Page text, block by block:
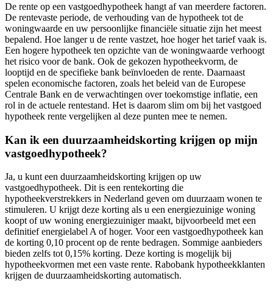
De rente op een vastgoedhypotheek hangt af van meerdere factoren.
De rentevaste periode, de verhouding van de hypotheek tot de
woningwaarde en uw persoonlijke financiële situatie zijn het meest
bepalend. Hoe langer u de rente vastzet, hoe hoger het tarief vaak is.
Een hogere hypotheek ten opzichte van de woningwaarde verhoogt
het risico voor de bank. Ook de gekozen hypotheekvorm, de
looptijd en de specifieke bank beïnvloeden de rente. Daarnaast
spelen economische factoren, zoals het beleid van de Europese
Centrale Bank en de verwachtingen over toekomstige inflatie, een
rol in de actuele rentestand. Het is daarom slim om bij het vastgoed
hypotheek rente vergelijken al deze punten mee te nemen.
Kan ik een duurzaamheidskorting krijgen op mijn
vastgoedhypotheek?
Ja, u kunt een duurzaamheidskorting krijgen op uw
vastgoedhypotheek. Dit is een rentekorting die
hypotheekverstrekkers in Nederland geven om duurzaam wonen te
stimuleren. U krijgt deze korting als u een energiezuinige woning
koopt of uw woning energiezuiniger maakt, bijvoorbeeld met een
definitief energielabel A of hoger. Voor een vastgoedhypotheek kan
de korting 0,10 procent op de rente bedragen. Sommige aanbieders
bieden zelfs tot 0,15% korting. Deze korting is mogelijk bij
hypotheekvormen met een vaste rente. Rabobank hypotheekklanten
krijgen de duurzaamheidskorting automatisch.